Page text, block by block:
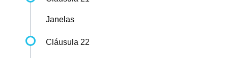
Janelas
Cláusula 22